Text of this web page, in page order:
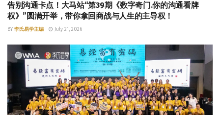
告别沟通卡点！大马站“第39期《数字奇门.你的沟通看牌
权》”圆满开举，带你拿回商战与人生的主导权！
BY 李氏易学主编 July 21, 2026